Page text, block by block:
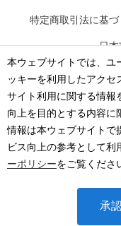
本ウェブサイトでは、ユ
ッキーを利用したアク
サイト利用に関する情報
向上を目的とする内容に
情報は本ウェブサイトで
ビス向上の参考として利
ーポリシーをご覧くださ
承
特定商取引法に基
日
©2026·